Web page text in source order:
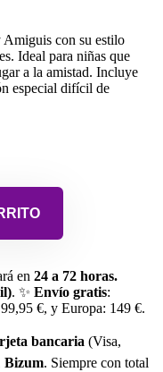
Amiguis con su estilo
Ideal para niñas que
a la amistad. Incluye
especial difícil de
en 24 a 72 horas.
. ✨ Envío gratis:
€, y Europa: 149 €.
bancaria (Visa,
Bizum. Siempre con total